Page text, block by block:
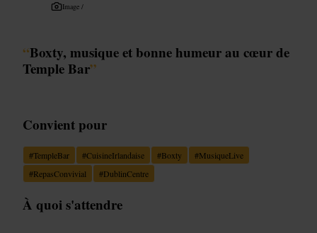
Image /
“Boxty, musique et bonne humeur au cœur de
Temple Bar”
Convient pour
#TempleBar #CuisineIrlandaise #Boxty #MusiqueLive
#RepasConvivial #DublinCentre
À quoi s'attendre